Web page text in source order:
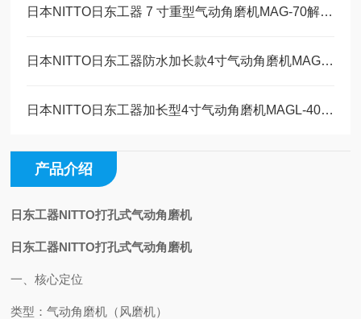
日本NITTO日东工器 7 寸重型气动角磨机MAG-70解决方案
日本NITTO日东工器防水加长款4寸气动角磨机MAGW-40维修保养
日本NITTO日东工器加长型4寸气动角磨机MAGL-40技术参数
产品介绍
日东工器NITTO打孔式气动角磨机
日东工器NITTO打孔式气动角磨机
一、核心定位
类型 ：气动角磨机（风磨机）